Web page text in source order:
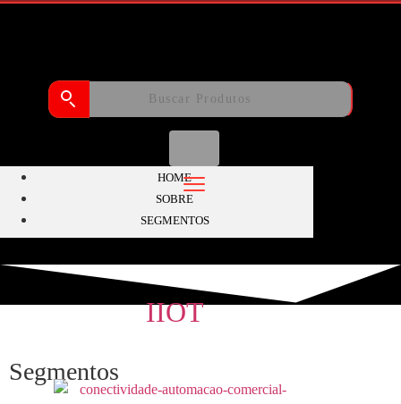
HOME
SOBRE
SEGMENTOS
IIOT
Segmentos